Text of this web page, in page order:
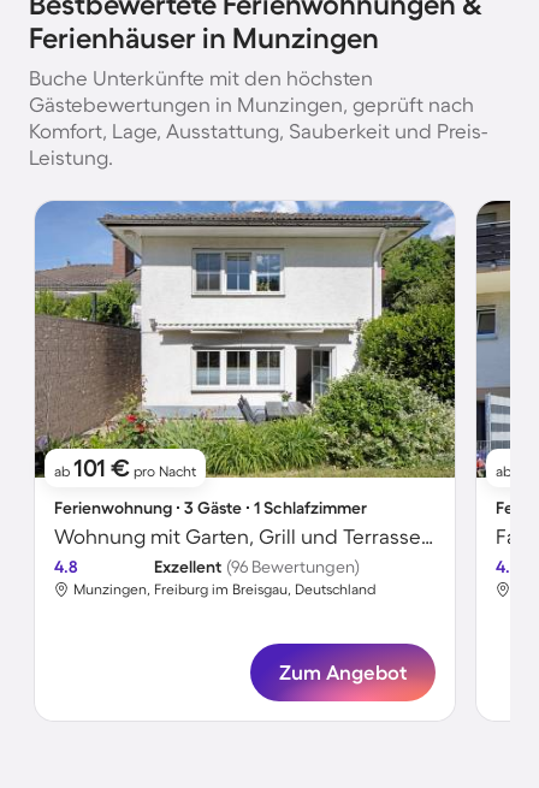
Ferienhäuser in Munzingen
Buche Unterkünfte mit den höchsten
Gästebewertungen in Munzingen, geprüft nach
Komfort, Lage, Ausstattung, Sauberkeit und Preis-
Leistung.
ab 101 € pro Nacht
Ferienwohnung ∙ 3 Gäste ∙ 1 Schlafzimmer
Wohnung mit Garten, Grill und Terrasse | Gartenblick
4.8 Exzellent (96 Bewertungen)
Munzingen, Freiburg im Breisgau, Deutschland
Zum Angebot
ab
4.8